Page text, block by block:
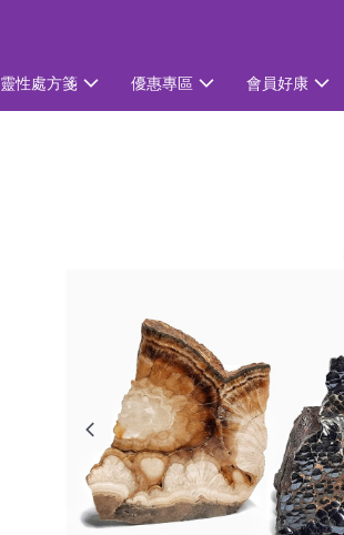
靈性處方箋 優惠專區 會員好康